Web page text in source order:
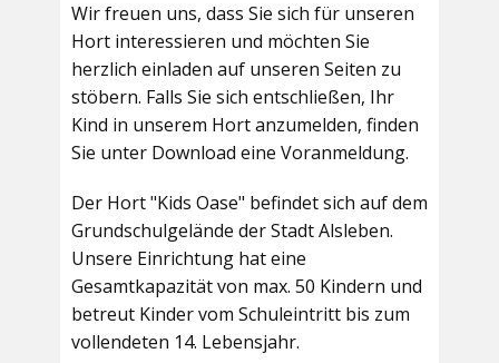
Wir freuen uns, dass Sie sich für unseren
Hort interessieren und möchten Sie
herzlich einladen auf unseren Seiten zu
stöbern. Falls Sie sich entschließen, Ihr
Kind in unserem Hort anzumelden, finden
Sie unter Download eine Voranmeldung.
Der Hort "Kids Oase" befindet sich auf dem
Grundschulgelände der Stadt Alsleben.
Unsere Einrichtung hat eine
Gesamtkapazität von max. 50 Kindern und
betreut Kinder vom Schuleintritt bis zum
vollendeten 14. Lebensjahr.